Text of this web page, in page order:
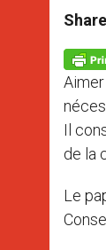
t
s
p
p
Il
de la
Le